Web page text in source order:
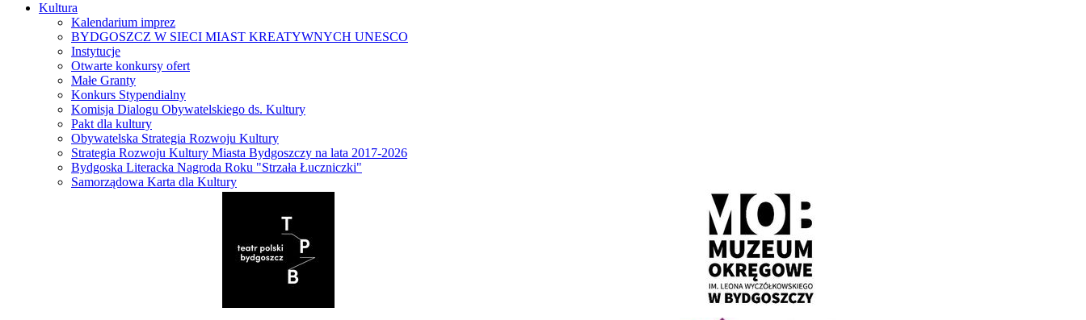
Kultura
Kalendarium imprez
BYDGOSZCZ W SIECI MIAST KREATYWNYCH UNESCO
Instytucje
Otwarte konkursy ofert
Małe Granty
Konkurs Stypendialny
Komisja Dialogu Obywatelskiego ds. Kultury
Pakt dla kultury
Obywatelska Strategia Rozwoju Kultury
Strategia Rozwoju Kultury Miasta Bydgoszczy na lata 2017-2026
Bydgoska Literacka Nagroda Roku "Strzała Łuczniczki"
Samorządowa Karta dla Kultury